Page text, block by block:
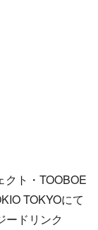
ト・TOOBOE
TOKYOにて
ードリンク